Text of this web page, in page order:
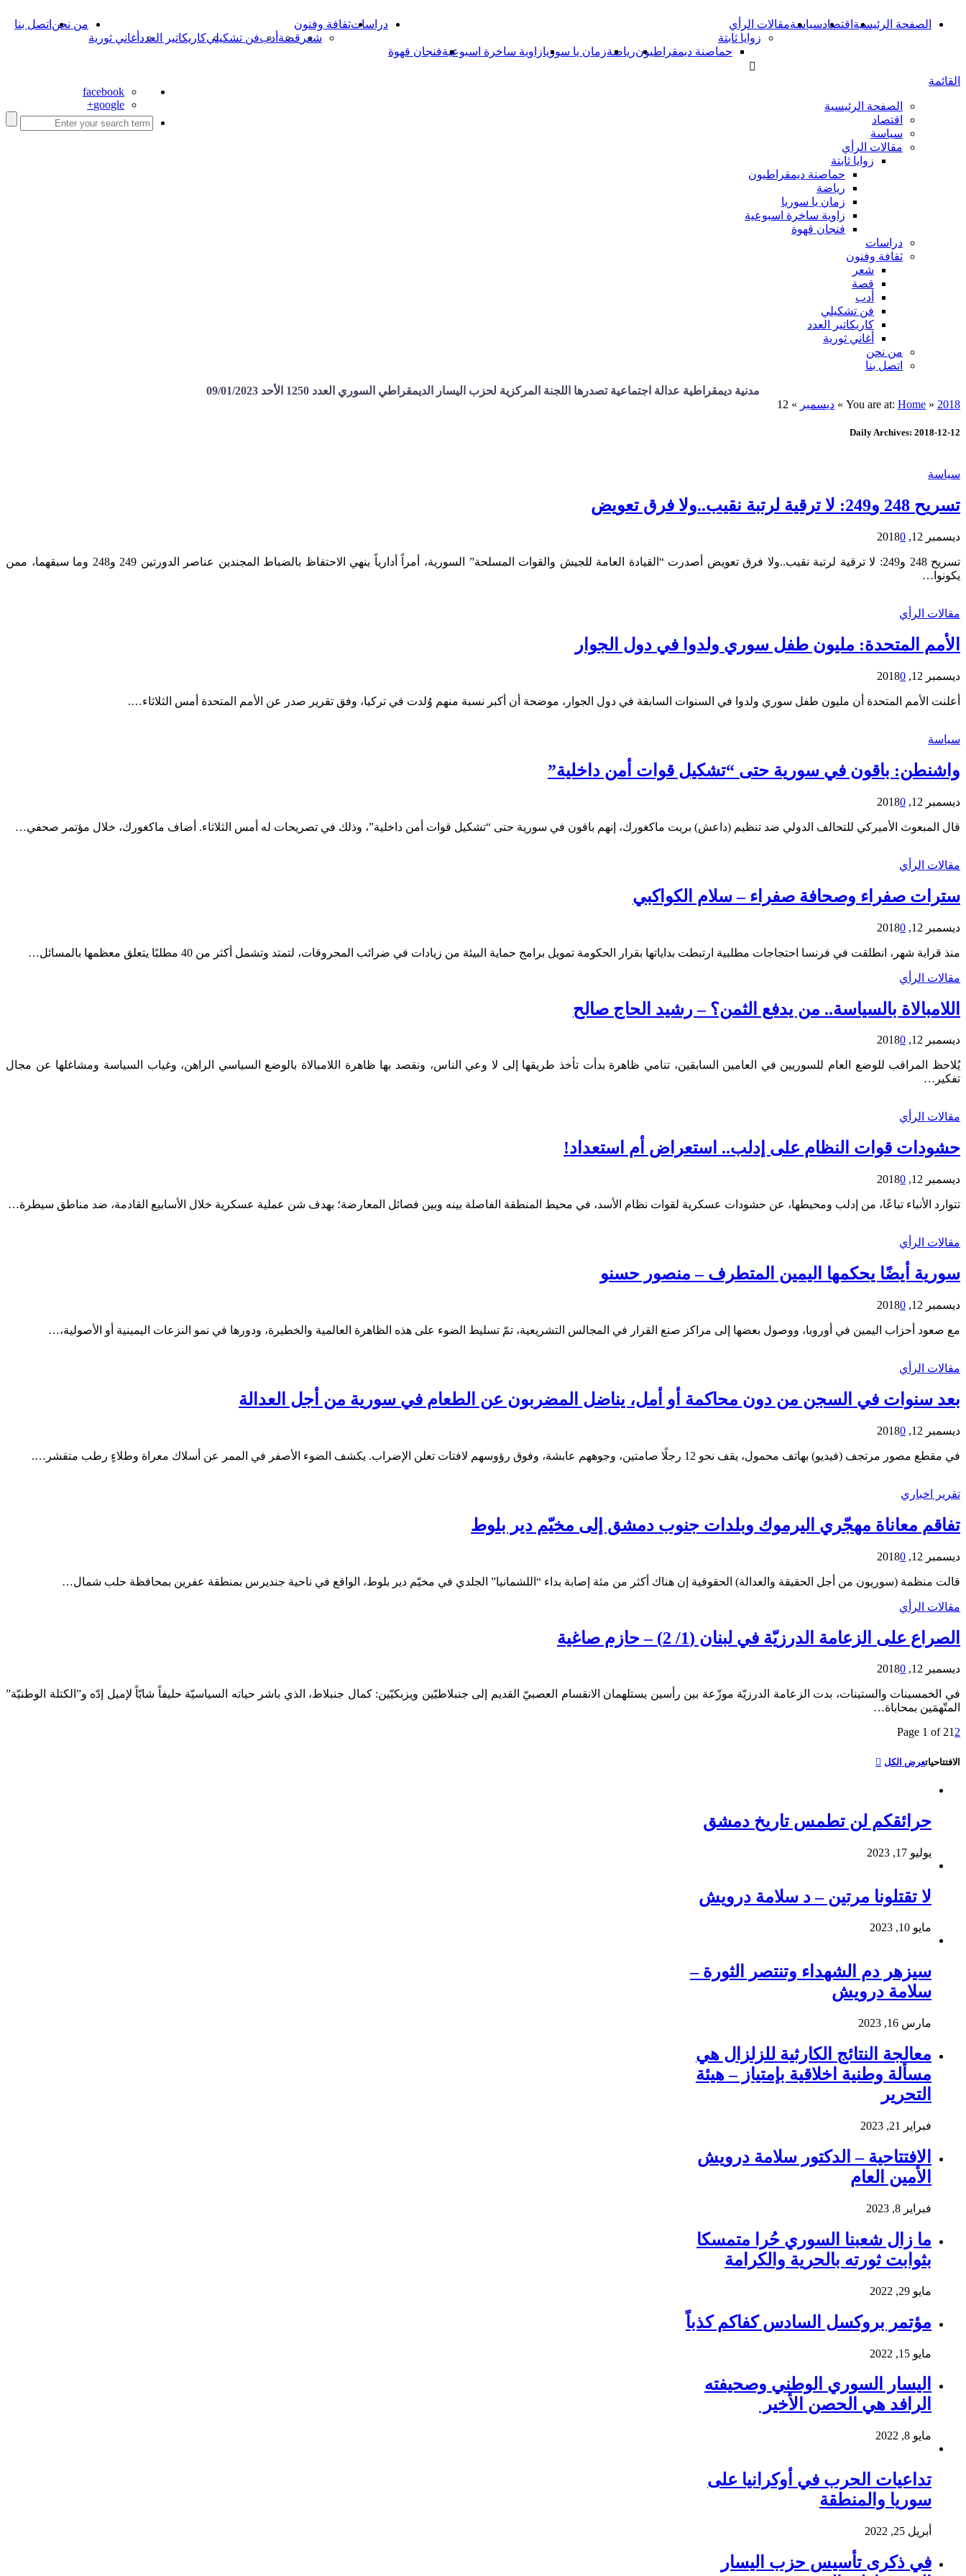
الصفحة الرئيسية اقتصادسياسةمقالات الرأي
زوايا ثابتة
حماصنة ديمقراطيونرياضةزمان يا سوريازاوية ساخرة اسبوعيةفنجان قهوة
دراساتثقافة وفنون
شعر قصة أدبفن تشكيليكاريكاتير العدد أغاني ثورية
من نحن اتصل بنا
facebook
google+
القائمة
الصفحة الرئيسية
اقتصاد
سياسة
مقالات الرأي
زوايا ثابتة
حماصنة ديمقراطيون
رياضة
زمان يا سوريا
زاوية ساخرة اسبوعية
فنجان قهوة
دراسات
ثقافة وفنون
شعر
قصة
أدب
فن تشكيلي
كاريكاتير العدد
أغاني ثورية
من نحن
اتصل بنا
مدنية ديمقراطية عدالة اجتماعية تصدرها اللجنة المركزية لحزب اليسار الديمقراطي السوري العدد 1250 الأحد 09/01/2023
You are at: Home » 2018
» ديسمبر »
12
Daily Archives: 2018-12-12
سياسة
تسريح 248 و249: لا ترقية لرتبة نقيب..ولا فرق تعويض
ديسمبر 12, 2018 0
تسريح 248 و249: لا ترقية لرتبة نقيب..ولا فرق تعويض أصدرت “القيادة العامة للجيش والقوات المسلحة” السورية، أمراً أدارياً ينهي الاحتفاظ بالضباط المجندين عناصر الدورتين 249 و248 وما سبقهما، ممن
يكونوا…
مقالات الرأي
الأمم المتحدة: مليون طفل سوري ولدوا في دول الجوار
ديسمبر 12, 2018 0
أعلنت الأمم المتحدة أن مليون طفل سوري ولدوا في السنوات السابقة في دول الجوار، موضحة أن أكبر نسبة منهم وُلدت في تركيا، وفق تقرير صدر عن الأمم المتحدة أمس الثلاثاء….
سياسة
واشنطن: باقون في سورية حتى “تشكيل قوات أمن داخلية”
ديسمبر 12, 2018 0
قال المبعوث الأميركي للتحالف الدولي ضد تنظيم (داعش) بريت ماكغورك، إنهم باقون في سورية حتى “تشكيل قوات أمن داخلية”، وذلك في تصريحات له أمس الثلاثاء. أضاف ماكغورك، خلال مؤتمر صحفي…
مقالات الرأي
سترات صفراء وصحافة صفراء – سلام الكواكبي
ديسمبر 12, 2018 0
منذ قرابة شهر، انطلقت في فرنسا احتجاجات مطلبية ارتبطت بداياتها بقرار الحكومة تمويل برامج حماية البيئة من زيادات في ضرائب المحروقات، لتمتد وتشمل أكثر من 40 مطلبًا يتعلق معظمها بالمسائل…
مقالات الرأي
اللامبالاة بالسياسة.. من يدفع الثمن؟ – رشيد الحاج صالح
ديسمبر 12, 2018 0
يُلاحظ المراقب للوضع العام للسوريين في العامين السابقين، تنامي ظاهرة بدأت تأخذ طريقها إلى لا وعي الناس، ونقصد بها ظاهرة اللامبالاة بالوضع السياسي الراهن، وغياب السياسة ومشاغلها عن مجال
تفكير…
مقالات الرأي
حشودات قوات النظام على إدلب.. استعراض أم استعداد!
ديسمبر 12, 2018 0
تتوارد الأنباء تباعًا، من إدلب ومحيطها، عن حشودات عسكرية لقوات نظام الأسد، في محيط المنطقة الفاصلة بينه وبين فصائل المعارضة؛ بهدف شن عملية عسكرية خلال الأسابيع القادمة، ضد مناطق سيطرة…
مقالات الرأي
سورية أيضًا يحكمها اليمين المتطرف – منصور حسنو
ديسمبر 12, 2018 0
مع صعود أحزاب اليمين في أوروبا، ووصول بعضها إلى مراكز صنع القرار في المجالس التشريعية، تمّ تسليط الضوء على هذه الظاهرة العالمية والخطيرة، ودورها في نمو النزعات اليمينية أو الأصولية،…
مقالات الرأي
بعد سنوات في السجن من دون محاكمة أو أمل، يناضل المضربون عن الطعام في سورية من أجل العدالة
ديسمبر 12, 2018 0
في مقطع مصور مرتجف (فيديو) بهاتف محمول، يقف نحو 12 رجلًا صامتين، وجوههم عابشة، وفوق رؤوسهم لافتات تعلن الإضراب. يكشف الضوء الأصفر في الممر عن أسلاك معراة وطلاءٍ رطب متقشر….
تقرير اخباري
تفاقم معاناة مهجّري اليرموك وبلدات جنوب دمشق إلى مخيّم دير بلوط
ديسمبر 12, 2018 0
قالت منظمة (سوريون من أجل الحقيقة والعدالة) الحقوقية إن هناك أكثر من مئة إصابة بداء “اللشمانيا” الجلدي في مخيّم دير بلوط، الواقع في ناحية جنديرس بمنطقة عفرين بمحافظة حلب شمال…
مقالات الرأي
الصراع على الزعامة الدرزيّة في لبنان (1/ 2) – حازم صاغية
ديسمبر 12, 2018 0
في الخمسينات والستينات، بدت الزعامة الدرزيّة موزّعة بين رأسين يستلهمان الانقسام العصبيّ القديم إلى جنبلاطيّين ويزبكيّين: كمال جنبلاط، الذي باشر حياته السياسيّة حليفاً شابّاً لإميل إدّه و”الكتلة الوطنيّة”
المتّهمَين بمحاباة…
Page 1 of 212
الافتتاحياتعرض الكل
حرائقكم لن تطمس تاريخ دمشق
يوليو 17, 2023
لا تقتلونا مرتين – د سلامة درويش
مايو 10, 2023
سيزهر دم الشهداء وتنتصر الثورة –
سلامة درويش
مارس 16, 2023
معالجة النتائج الكارثية للزلزال هي
مسألة وطنية اخلاقية بإمتياز – هيئة
التحرير
فبراير 21, 2023
الافتتاحية – الدكتور سلامة درويش
الأمين العام
فبراير 8, 2023
ما زال شعبنا السوري حُرا متمسكا
بثوابت ثورته بالحرية والكرامة
مايو 29, 2022
مؤتمر بروكسل السادس كفاكم كذباً
مايو 15, 2022
اليسار السوري الوطني وصحيفته
الرافد هي الحصن الأخير
مايو 8, 2022
تداعيات الحرب في أوكرانيا على
سوريا والمنطقة
أبريل 25, 2022
في ذكرى تأسيس حزب اليسار